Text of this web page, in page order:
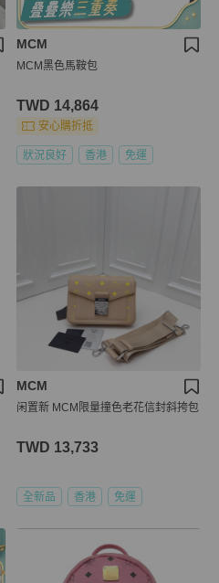
MCM
MCM黑色馬鞍包
TWD 14,864
安心購折抵
狀況良好 香港 免運
MCM
闲置新 MCM限量撞色老花信封斜挎包
TWD 13,733
全新品 香港 免運